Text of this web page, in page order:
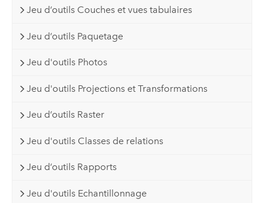
Jeu d’outils Couches et vues tabulaires
Jeu d’outils Paquetage
Jeu d'outils Photos
Jeu d'outils Projections et Transformations
Jeu d’outils Raster
Jeu d'outils Classes de relations
Jeu d’outils Rapports
Jeu d'outils Echantillonnage